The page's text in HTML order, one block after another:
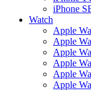
iPhone
Watch
Apple
Apple
Apple
Apple
Apple
Apple